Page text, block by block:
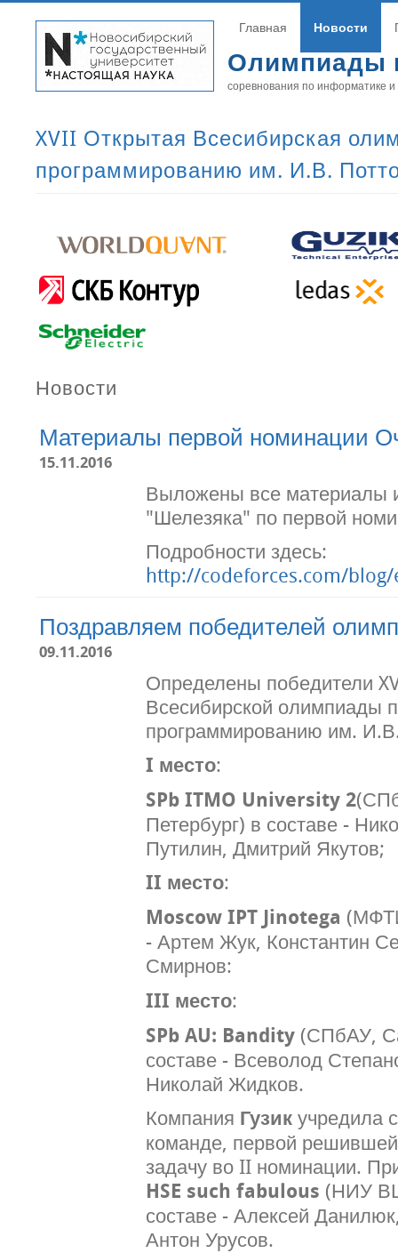
Олимпиады
соревнования по информатике
XVII Открытая Всесибирская
программированию им. И.В.
Главная Новости
Новости
Материалы первой номинации
15.11.2016
Выложены все материалы
"Шелезяка" по первой
Подробности здесь:
http://codeforces.com/
Поздравляем победителей
09.11.2016
Определены победители
Всесибирской олимпиады
программированию им.
I место:
SPb ITMO University 2
Петербург) в составе -
Путилин, Дмитрий Якутов;
II место:
Moscow IPT Jinotega
- Артем Жук, Константин
Смирнов:
III место:
SPb AU: Bandity (СПбАУ,
составе - Всеволод
Николай Жидков.
Компания Гузик учредила
команде, первой
задачу во II номинации.
HSE such fabulous (НИУ
составе - Алексей
Антон Урусов.